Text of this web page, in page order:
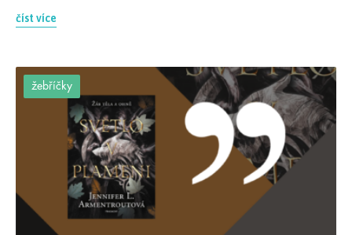
číst více
žebříčky